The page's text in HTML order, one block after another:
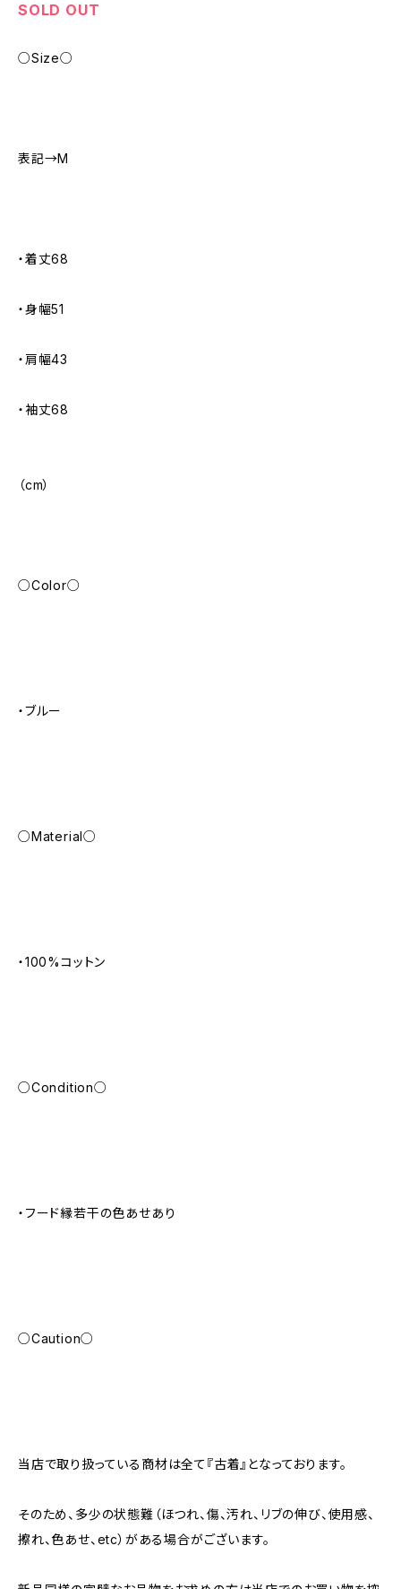
SOLD OUT
○Size○
表記→M
・着丈68
・身幅51
・肩幅43
・袖丈68
（cm）
○Color○
・ブルー
○Material○
・100%コットン
○Condition○
・フード縁若干の色あせあり
○Caution○
当店で取り扱っている商材は全て『古着』となっております。
そのため、多少の状態難（ほつれ、傷、汚れ、リブの伸び、使用感、
擦れ、色あせ、etc）がある場合がございます。